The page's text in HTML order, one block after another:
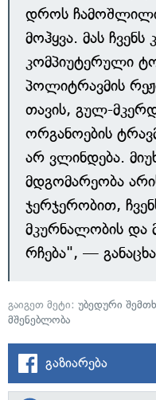
დროს ჩამოშლილი
მოჰყვა. მას
კომპიუტერული
პოლიტრავმის
თავის, გულ-
ორგანოების
არ ვლინდება.
მდგომარეობა
ჯერჯერობით,
მკურნალობის და
რჩება", —
გაიგეთ მეტი: უბედური
მშენებლობა
გაზიარება